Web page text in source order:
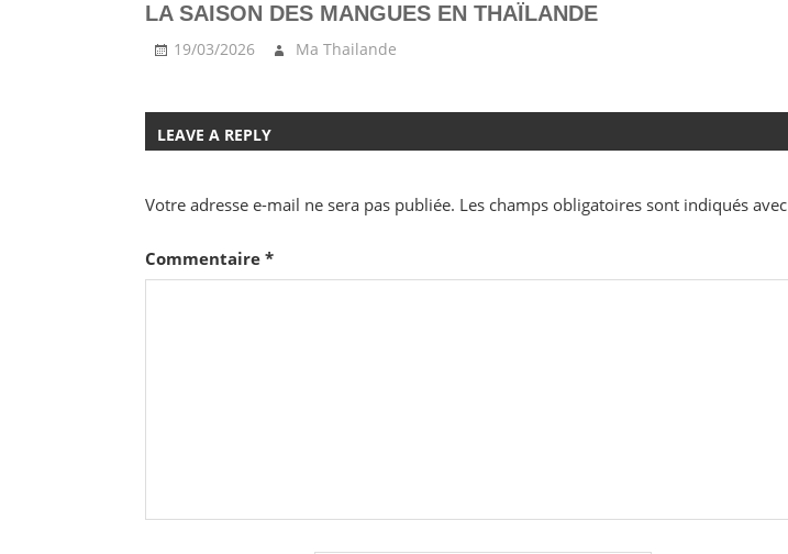
LA SAISON DES MANGUES EN THAÏLANDE
19/03/2026 Ma Thailande
LEAVE A REPLY
Votre adresse e-mail ne sera pas publiée. Les champs obligatoires sont indiqués avec
Commentaire *